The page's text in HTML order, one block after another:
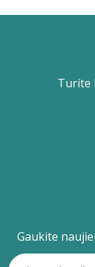
Turite
Gaukite